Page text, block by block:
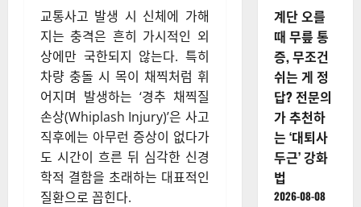
교통사고 발생 시 신체에 가해
지는 충격은 흔히 가시적인 외
상에만 국한되지 않는다. 특히
차량 충돌 시 목이 채찍처럼 휘
어지며 발생하는 ‘경추 채찍질
손상(Whiplash Injury)’은 사고
직후에는 아무런 증상이 없다가
도 시간이 흐른 뒤 심각한 신경
학적 결함을 초래하는 대표적인
질환으로 꼽힌다.
계단 오를
때 무릎 통
증, 무조건
쉬는 게 정
답? 전문의
가 추천하
는 ‘대퇴사
두근’ 강화
법
2026-08-08